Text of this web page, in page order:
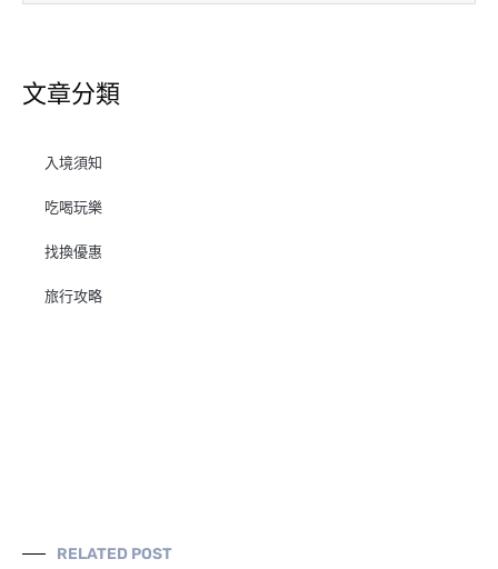
文章分類
入境須知
吃喝玩樂
找換優惠
旅行攻略
RELATED POST